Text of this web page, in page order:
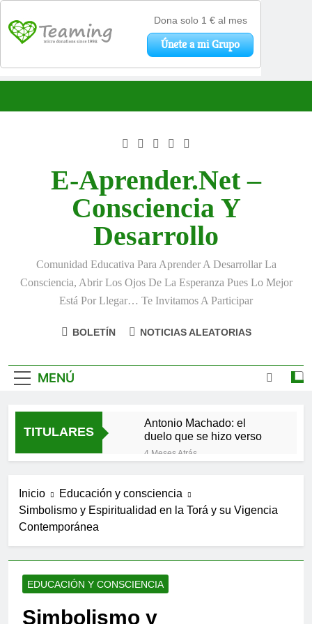
E-Aprender.net –
Consciencia Y
Desarrollo
Comunidad Educativa Para Aprender A Desarrollar La
Consciencia, Abrir Los Ojos De La Esperanza Pues Lo Mejor
Está Por Llegar… Te Invitamos A Participar
BOLETÍN NOTICIAS ALEATORIAS
MENÚ
TITULARES
Antonio Machado: el
duelo que se hizo verso
4 Meses Atrás
4 Meses Atrás
🌸 La fuerza olvidada de
9 Meses Atrás
«La kinesina y la felicidad:
cómo una proteína
impulsa tu bienestar»
9 Meses Atrás
cómo las creencias
Inicio
Educación y consciencia
Simbolismo y Espiritualidad en la Torá y su Vigencia
Contemporánea
EDUCACIÓN Y CONSCIENCIA
Simbolismo y